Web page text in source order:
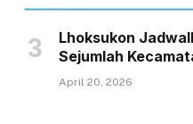
Lhoksukon
Sejumlah
April 20, 2026